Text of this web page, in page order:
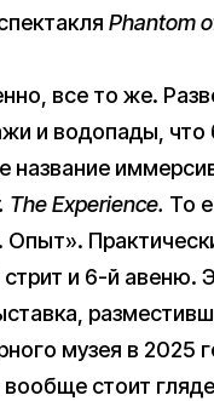
Phantom
все то же.
и водопады,
название
. TheExperience. То
Опыт».
и 6-й авеню.
музея в 2025
вообще стоит